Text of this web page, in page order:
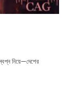
নিয়ে—দেশের